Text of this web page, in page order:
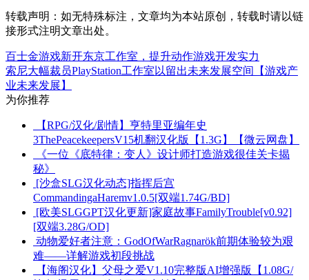
转载声明： 如无特殊标注，文章均为本站原创，转载时请以链
接形式注明文章出处。
百士金游戏新开东京工作室，提升动作游戏开发实力
索尼大幅裁员PlayStation工作室以留出未来发展空间【游戏产
业未来发展】
为你推荐
【RPG/汉化/剧情】亨特里亚编年史
3ThePeacekeepersV15机翻汉化版【1.3G】【微云网盘】
《一位《底特律：变人》设计师打造游戏很佳关卡揭
秘》
[沙盒SLG汉化动态]指挥后宫
CommandingaHaremv1.0.5[双端1.74G/BD]
[欧美SLGGPT汉化更新]家庭故事FamilyTrouble[v0.92]
[双端3.28G/OD]
动物爱好者注意：GodOfWarRagnarök前期体验较为艰
难——详解游戏初段挑战
【海阁汉化】父母之爱V1.10完整版AI增强版【1.08G/